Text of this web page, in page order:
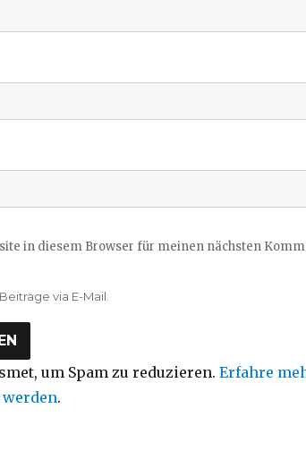
in diesem Browser für meinen nächsten
via E-Mail.
um Spam zu reduzieren.Erfahre
.